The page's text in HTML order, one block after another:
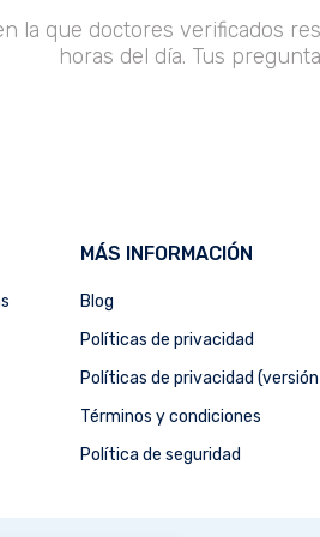
la que doctores verificados
horas del día. Tus
MÁS INFORMACIÓN
Blog
Políticas de privacidad
Políticas de privacidad
Términos y condiciones
Política de seguridad